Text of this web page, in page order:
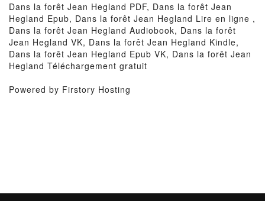
Dans la forêt Jean Hegland PDF, Dans la forêt Jean
Hegland Epub, Dans la forêt Jean Hegland Lire en ligne ,
Dans la forêt Jean Hegland Audiobook, Dans la forêt
Jean Hegland VK, Dans la forêt Jean Hegland Kindle,
Dans la forêt Jean Hegland Epub VK, Dans la forêt Jean
Hegland Téléchargement gratuit
Powered by Firstory Hosting